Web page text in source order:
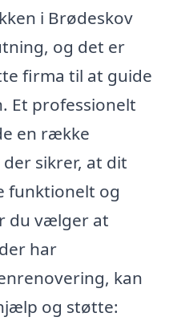
i Brødeskov
og det er
firma til at guide
Et professionelt
en række
sikrer, at dit
funktionelt og
du vælger at
har
kan
og støtte: